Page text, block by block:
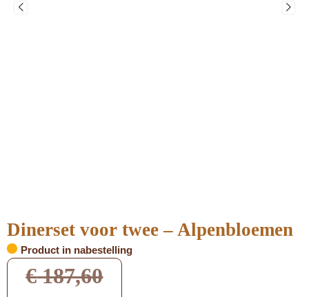
Dinerset voor twee – Alpenbloemen
Product in nabestelling
€187,60